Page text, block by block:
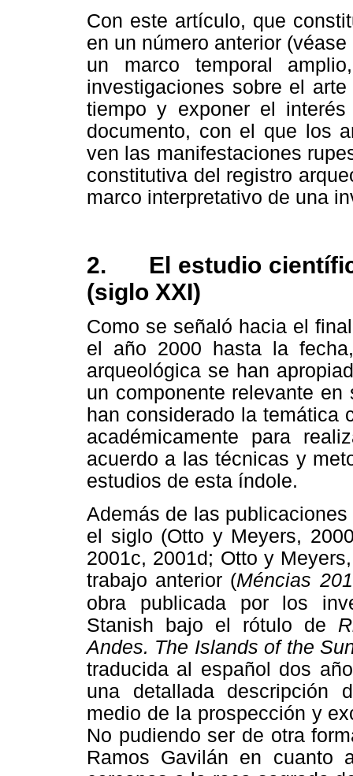
Con este artículo, que
en un número anterior
un marco temporal
investigaciones sobre el
tiempo y exponer el
documento, con el que los
ven las manifestaciones
constitutiva del registro
marco interpretativo de una
2.
El estudio
(siglo XXI)
Como se señaló hacia el
el año 2000 hasta la
arqueológica se han
un componente relevante
han considerado la temática
académicamente para
acuerdo a las técnicas y
estudios de esta índole.
Además de las
el siglo (Otto y Meyers,
2001c, 2001d; Otto y
trabajo anterior (Méncias
obra publicada
por los
Stanish bajo el rótulo de
Andes. The Islands of the
traducida al español dos
una detallada descripción
medio de la prospección y
No pudiendo ser de otra
Ramos Gavilán en cuanto